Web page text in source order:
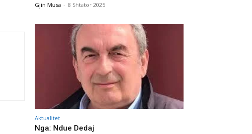
Gjin Musa - 8 Shtator 2025
Aktualitet
Nga: Ndue Dedaj